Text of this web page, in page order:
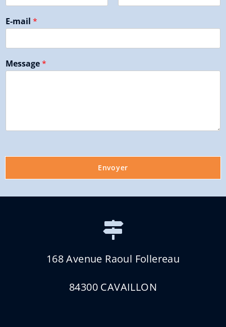
r
é
m
E-mail *
Message*
Envoyer
168 Avenue Raoul Follereau
84300 CAVAILLON